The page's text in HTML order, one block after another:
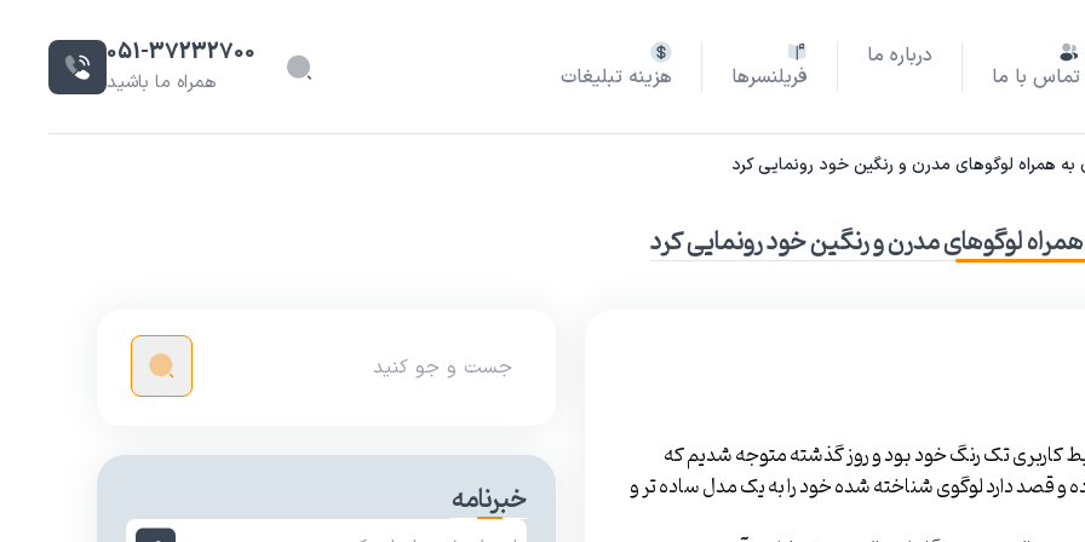
تماس با ما
درباره ما
فریلنسرها هزینه تبلیغات
051-37232700
همراه ما باشید
به همراه لوگوهای مدرن و رنگین خود رونمایی کرد
همراه لوگوهای مدرن و رنگین خود رونمایی کرد
کاربری تک رنگ خود بود و روز گذشته متوجه شدیم که
و قصد دارد لوگوی شناخته شده خود را به یک مدل ساده تر و خبرنامه